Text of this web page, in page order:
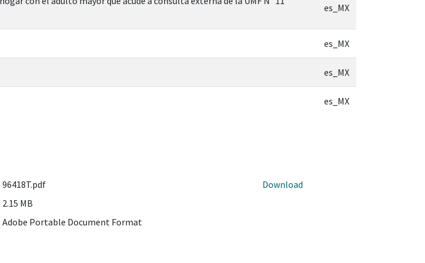
es_MX
es_MX
es_MX
es_MX
96418T.pdf
2.15 MB
Adobe Portable Document Format
Download